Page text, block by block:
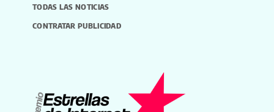
TODAS LAS NOTICIAS
CONTRATAR PUBLICIDAD